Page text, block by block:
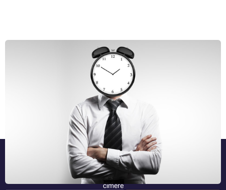
A time management öt szabálya
Ha örökké késésben van, akkor azt javasoljuk, hogy sajátítsa el az
időgazdálkodás - angolul: time management - alapelveit. A késés egy
ideig tolerálható, főleg ha olyan munkáról van szó, amely csak Önt
érinti. Ez csak akkor rosszabb, ha egy befejezetlen feladatot éjfél előtt
pár perccel ad át a felettesének. Hogyan tarthatja be a határidőket?
Legyen az elsők között!
Legújabb információk az újdonságainkról és akciónkról az Ön e-mail
címére